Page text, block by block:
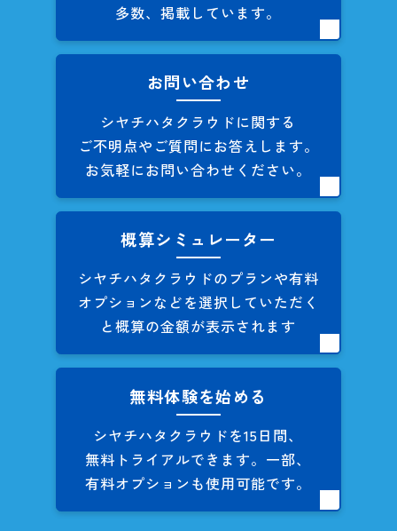
多数、掲載しています。
お問い合わせ
シヤチハタクラウドに関する
ご不明点やご質問にお答えします。
お気軽にお問い合わせください。
概算シミュレーター
シヤチハタクラウドのプランや有料
オプションなどを選択していただく
と概算の金額が表示されます
無料体験を始める
シヤチハタクラウドを15日間、
無料トライアルできます。 一部、
有料オプションも使用可能です。